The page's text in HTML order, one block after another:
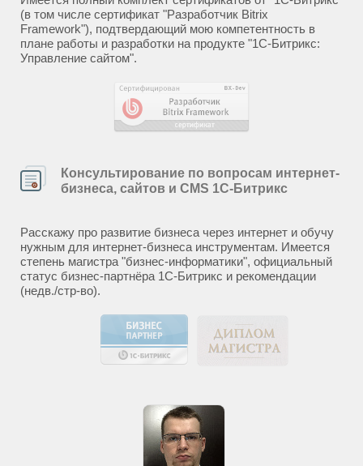
(в том числе сертификат "Разработчик Bitrix
Framework"), подтвердающий мою компетентность в
плане работы и разработки на продукте "1С-Битрикс:
Управление сайтом".
Консультирование по вопросам интернет-
бизнеса, сайтов и CMS 1С-Битрикс
Расскажу про развитие бизнеса через интернет и обучу
нужным для интернет-бизнеса инструментам. Имеется
степень магистра "бизнес-информатики", официальный
статус бизнес-партнёра 1С-Битрикс и рекомендации
(недв./стр-во).